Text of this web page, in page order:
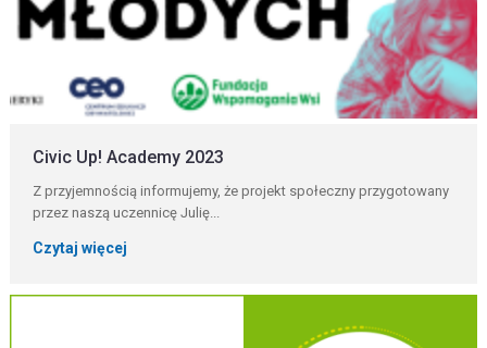
Civic Up! Academy 2023
Z przyjemnością informujemy, że projekt społeczny przygotowany
przez naszą uczennicę Julię...
Czytaj więcej